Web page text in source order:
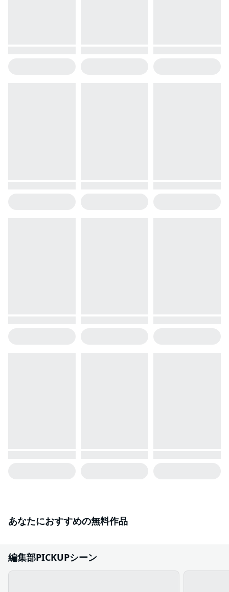
あなたにおすすめの無料作品
編集部PICKUPシーン